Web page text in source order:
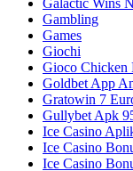
Galactic Wins
Gambling
Games
Giochi
Gioco Chicken
Goldbet App
Gratowin 7
Gullybet Apk
Ice Casino
Ice Casino
Ice Casino